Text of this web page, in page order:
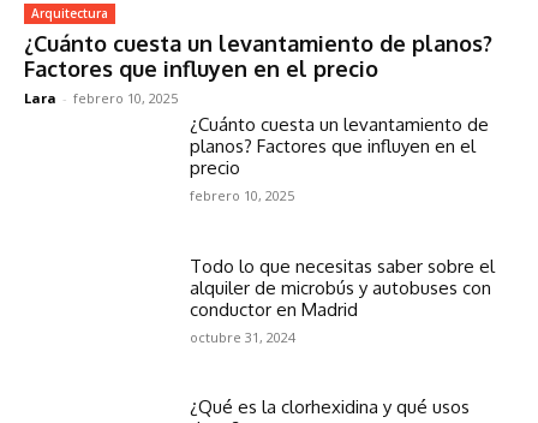
Arquitectura
¿Cuánto cuesta un levantamiento de planos?
Factores que influyen en el precio
Lara - febrero 10, 2025
¿Cuánto cuesta un levantamiento de
planos? Factores que influyen en el
precio
febrero 10, 2025
Todo lo que necesitas saber sobre el
alquiler de microbús y autobuses con
conductor en Madrid
octubre 31, 2024
¿Qué es la clorhexidina y qué usos